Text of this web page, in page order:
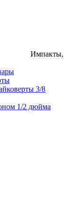
Импакты,
3/8
1/2 дюйма